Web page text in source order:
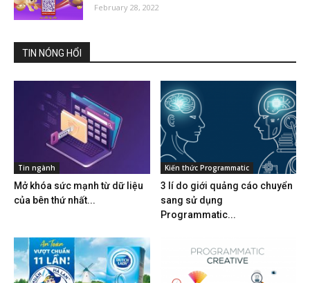
February 28, 2022
TIN NÓNG HỔI
Tin ngành
Mở khóa sức mạnh từ dữ liệu
của bên thứ nhất...
Kiến thức Programmatic
3 lí do giới quảng cáo chuyển
sang sử dụng
Programmatic...